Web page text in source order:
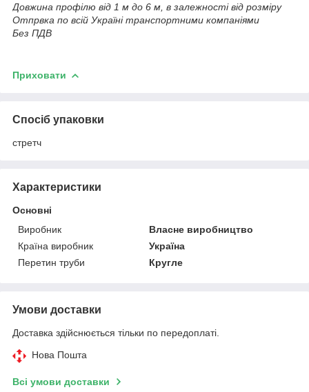
Довжина профілю від 1 м до 6 м, в залежності від розміру
Отпрвка по всій Україні транспортними компаніями
Без ПДВ
Приховати
Спосіб упаковки
стретч
Характеристики
Основні
Виробник
Власне виробництво
Країна виробник
Україна
Перетин труби
Кругле
Умови доставки
Доставка здійснюється тільки по передоплаті.
Нова Пошта
Всі умови доставки